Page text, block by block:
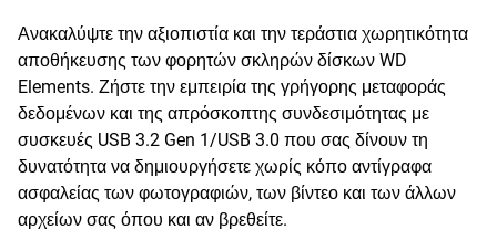
Ανακαλύψτε την αξιοπιστία και την τεράστια χωρητικότητα
αποθήκευσης των φορητών σκληρών δίσκων WD
Elements. Ζήστε την εμπειρία της γρήγορης μεταφοράς
δεδομένων και της απρόσκοπτης συνδεσιμότητας με
συσκευές USB 3.2 Gen 1/USB 3.0 που σας δίνουν τη
δυνατότητα να δημιουργήσετε χωρίς κόπο αντίγραφα
ασφαλείας των φωτογραφιών, των βίντεο και των άλλων
αρχείων σας όπου και αν βρεθείτε.